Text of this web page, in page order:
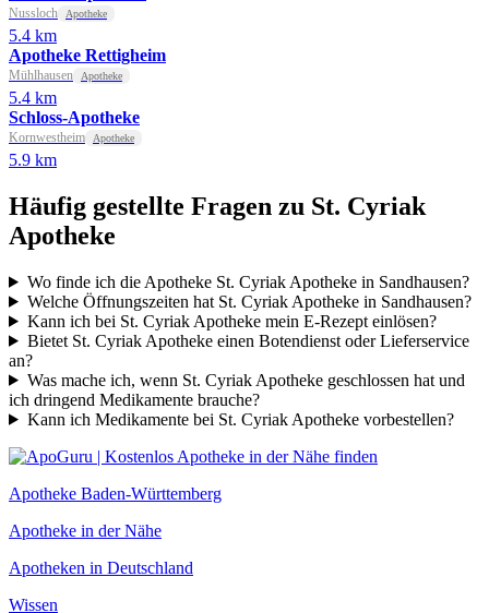
Nussloch Apotheke
5.4 km
Apotheke Rettigheim
Mühlhausen Apotheke
5.4 km
Schloss-Apotheke
Kornwestheim Apotheke
5.9 km
Häufig gestellte Fragen zu St. Cyriak
Apotheke
Wo finde ich die Apotheke St. Cyriak Apotheke in Sandhausen?
Welche Öffnungszeiten hat St. Cyriak Apotheke in Sandhausen?
Kann ich bei St. Cyriak Apotheke mein E-Rezept einlösen?
Bietet St. Cyriak Apotheke einen Botendienst oder Lieferservice
an?
Was mache ich, wenn St. Cyriak Apotheke geschlossen hat und
ich dringend Medikamente brauche?
Kann ich Medikamente bei St. Cyriak Apotheke vorbestellen?
Apotheke Baden-Württemberg
Apotheke in der Nähe
Apotheken in Deutschland
Wissen